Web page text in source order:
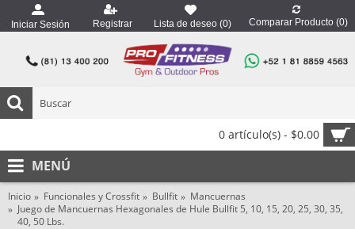
Iniciar Sesión Registrar Lista de deseo (0) Comparar Producto (0)
0 artículo(s) - $0.00
MENÚ
Inicio Funcionales y Crossfit Bullfit
Mancuernas
Juego de Mancuernas Hexagonales de Hule Bullfit 5, 10, 15, 20, 25, 30, 35,
40, 50 Lbs.